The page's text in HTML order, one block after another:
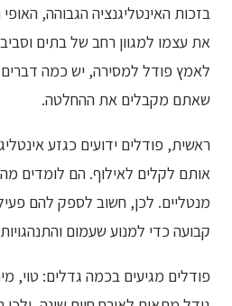
בזכות האינטליגנציה הגבוהה,
את עצמו למגוון רחב של בתים
לאמץ פודל למסירה, יש כמה
שאתם מקבלים את ההחלטה.
ראשית, פודלים ידועים כגזע
אותם לקלים לאילוף. הם לומדים
מנטליים. לכן, חשוב לספק להם
קבועה כדי למנוע שעמום
פודלים מגיעים בכמה גדלים: טוי,